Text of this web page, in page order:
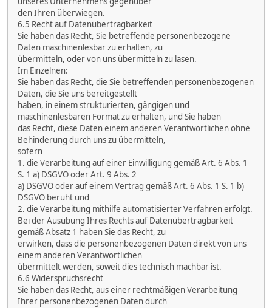
den Ihren überwiegen.
6.5 Recht auf Datenübertragbarkeit
Sie haben das Recht, Sie betreffende personenbezogene
Daten maschinenlesbar zu erhalten, zu
übermitteln, oder von uns übermitteln zu lasen.
Im Einzelnen:
Sie haben das Recht, die Sie betreffenden personenbezogenen
Daten, die Sie uns bereitgestellt
haben, in einem strukturierten, gängigen und
maschinenlesbaren Format zu erhalten, und Sie haben
das Recht, diese Daten einem anderen Verantwortlichen ohne
Behinderung durch uns zu übermitteln,
sofern
1. die Verarbeitung auf einer Einwilligung gemäß Art. 6 Abs. 1
S. 1 a) DSGVO oder Art. 9 Abs. 2
a) DSGVO oder auf einem Vertrag gemäß Art. 6 Abs. 1 S. 1 b)
DSGVO beruht und
2. die Verarbeitung mithilfe automatisierter Verfahren erfolgt.
Bei der Ausübung Ihres Rechts auf Datenübertragbarkeit
gemäß Absatz 1 haben Sie das Recht, zu
erwirken, dass die personenbezogenen Daten direkt von uns
einem anderen Verantwortlichen
übermittelt werden, soweit dies technisch machbar ist.
6.6 Widerspruchsrecht
Sie haben das Recht, aus einer rechtmäßigen Verarbeitung
Ihrer personenbezogenen Daten durch